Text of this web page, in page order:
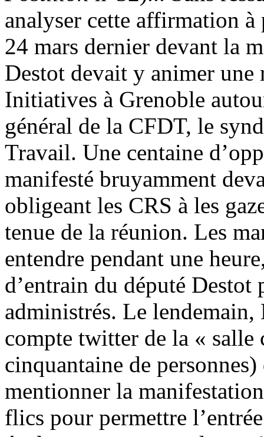
analyser cette affirmation
24 mars dernier devant la
Destot devait y animer
Initiatives à Grenoble
général de la CFDT, le
Travail. Une centaine
manifesté bruyamment
obligeant les CRS à les
tenue de la réunion. Les
entendre pendant une
d’entrain du député Destot
administrés. Le
compte twitter de la « salle
cinquantaine de personnes)
mentionner la
flics pour permettre